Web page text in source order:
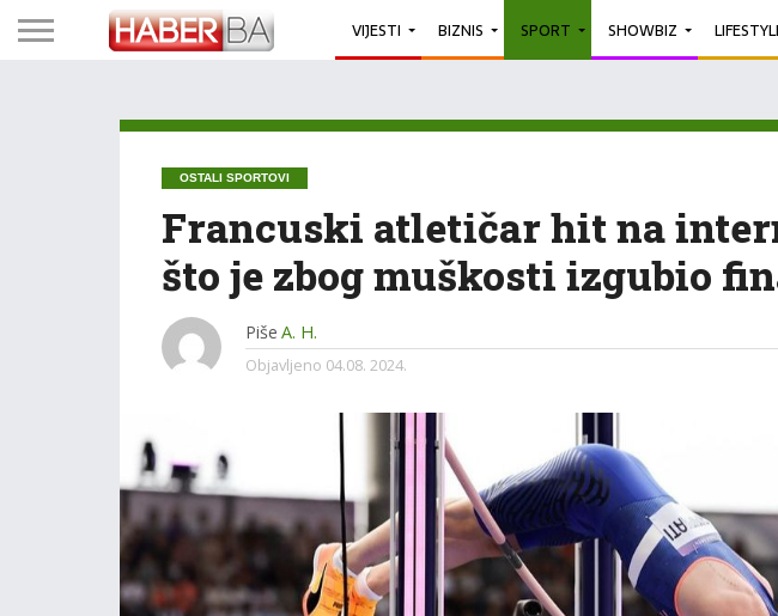
VIJESTI BIZNIS SPORT SHOWBIZ
OSTALI SPORTOVI
Francuski atletičar hit na
što je zbog muškosti izgubio
Piše A. H.
Objavljeno 04.08. 2024.